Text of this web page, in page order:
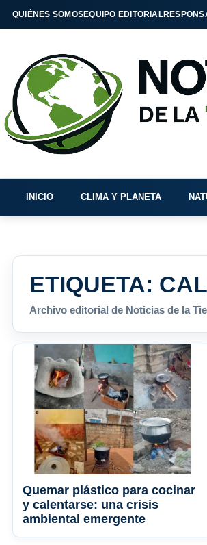
QUIÉNES SOMOSEQUIPO EDITORIAL
INICIO CLIMA Y PLANETA
ETIQUETA:
Archivo editorial de Noticias de la
Quemar plástico para cocinar
y calentarse: una crisis
ambiental emergente